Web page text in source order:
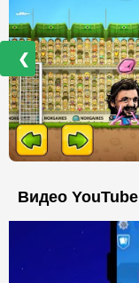
❮
Видео YouTube